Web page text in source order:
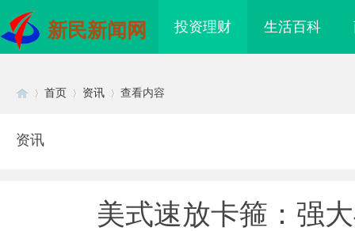
新民新闻网 投资理财 生活百科
首页 资讯 查看内容
资讯
美式速放卡箍：强